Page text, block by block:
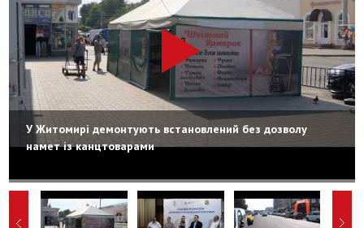
У Житомирі демонтують встановлений без дозволу
намет із канцтоварами